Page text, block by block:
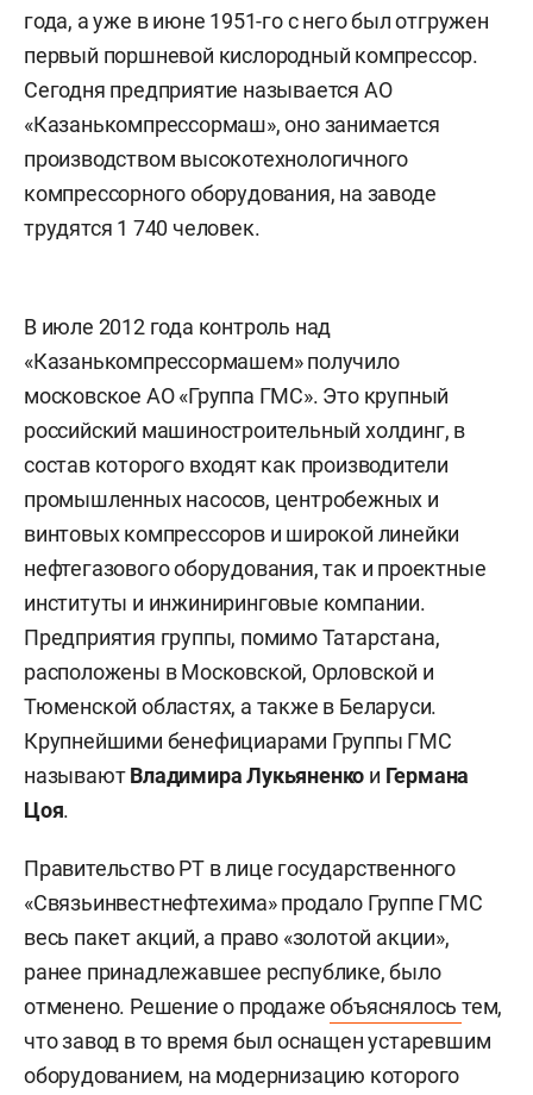
года, а уже в июне 1951-го с него был отгружен
первый поршневой кислородный компрессор.
Сегодня предприятие называется АО
«Казанькомпрессормаш», оно занимается
производством высокотехнологичного
компрессорного оборудования, на заводе
трудятся 1 740 человек.
В июле 2012 года контроль над
«Казанькомпрессормашем» получило
московское АО «Группа ГМС». Это крупный
российский машиностроительный холдинг, в
состав которого входят как производители
промышленных насосов, центробежных и
винтовых компрессоров и широкой линейки
нефтегазового оборудования, так и проектные
институты и инжиниринговые компании.
Предприятия группы, помимо Татарстана,
расположены в Московской, Орловской и
Тюменской областях, а также в Беларуси.
Крупнейшими бенефициарами Группы ГМС
называютВладимира Лукьяненко и Германа
Цоя.
Правительство РТ в лице государственного
«Связьинвестнефтехима» продало Группе ГМС
весь пакет акций, а право «золотой акции»,
ранее принадлежавшее республике, было
отменено. Решение о продажеобъяснялосьтем,
что завод в то время был оснащен устаревшим
оборудованием, на модернизацию которого